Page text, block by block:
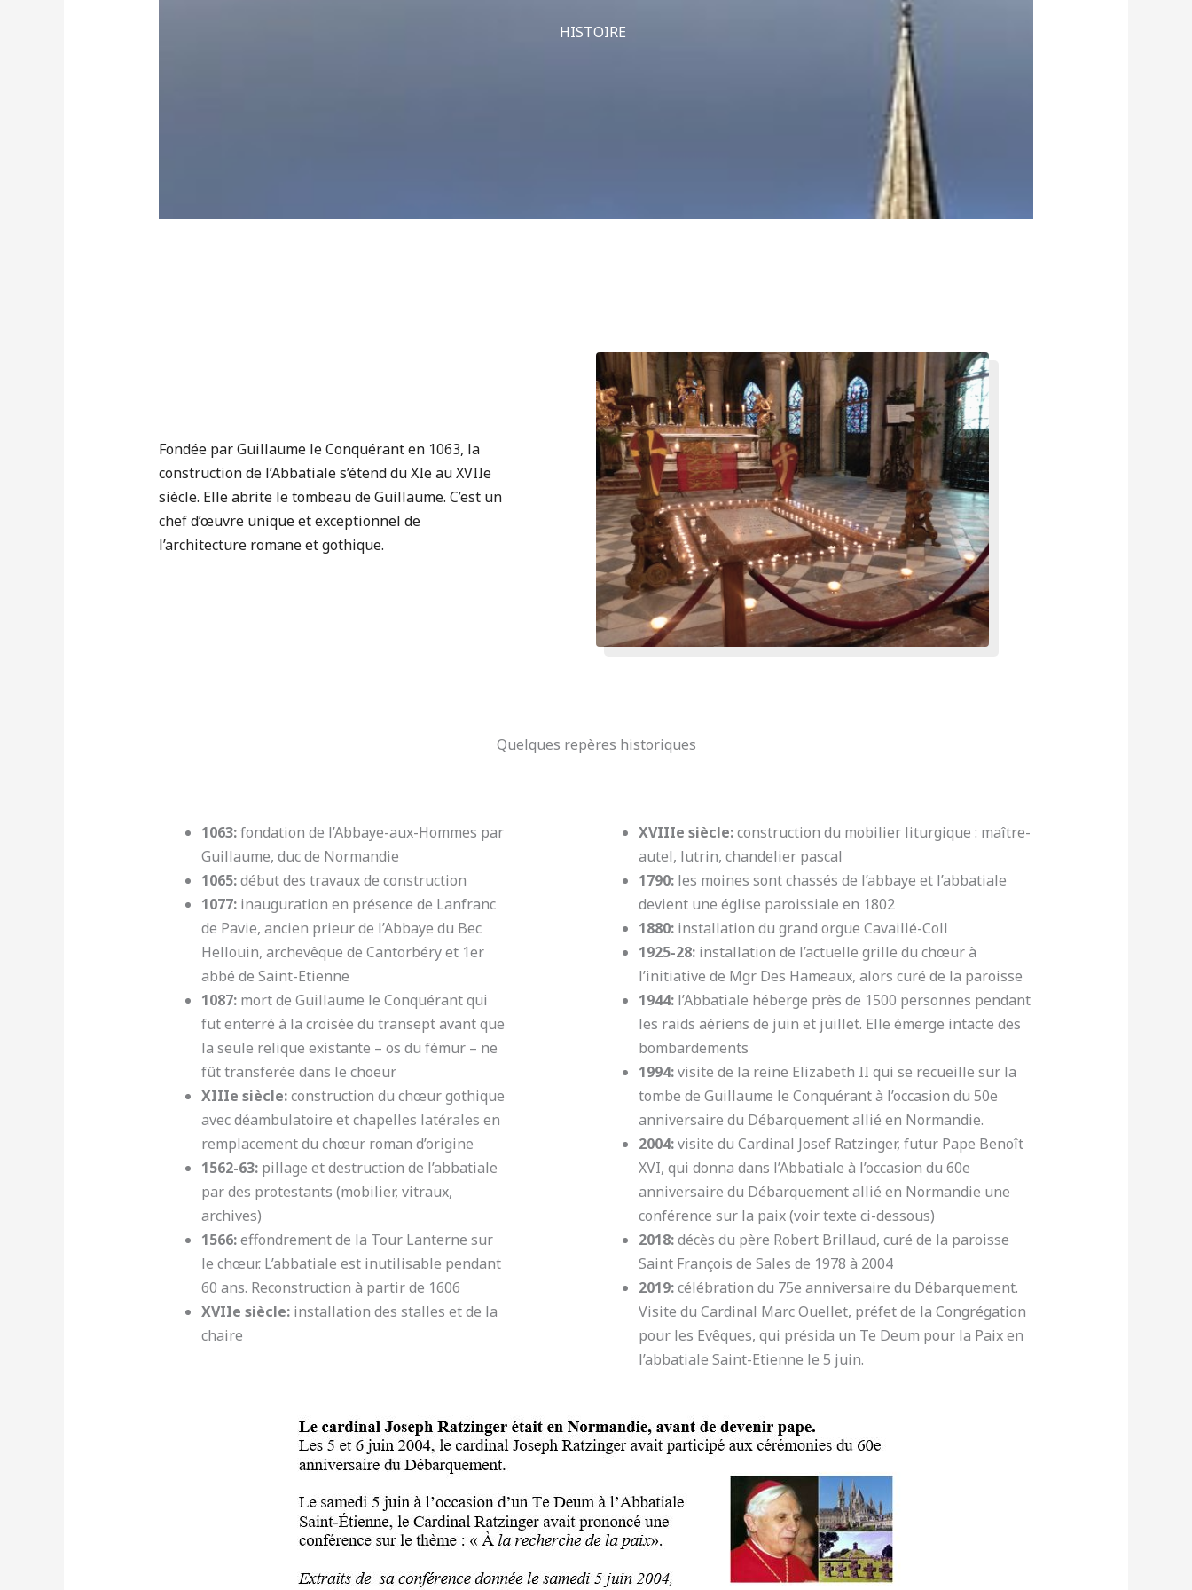
HISTOIRE
Fondée par Guillaume le Conquérant en 1063, la
construction de l’Abbatiale s’étend du XIe au XVIIe
siècle. Elle abrite le tombeau de Guillaume. C’est un
chef d’œuvre unique et exceptionnel de
l’architecture romane et gothique.
Quelques repères historiques
1063:fondation de l’Abbaye-aux-Hommes par
Guillaume, duc de Normandie
1065:début des travaux de construction
1077:inauguration en présence de Lanfranc
de Pavie, ancien prieur de l’Abbaye du Bec
Hellouin, archevêque de Cantorbéry et 1er
abbé de Saint-Etienne
1087:mort de Guillaume le Conquérant qui
fut enterré à la croisée du transept avant que
la seule relique existante – os du fémur – ne
fût transferée dans le choeur
XIIIe siècle:construction du chœur gothique
avec déambulatoire et chapelles latérales en
remplacement du chœur roman d’origine
1562-63:pillage et destruction de l’abbatiale
par des protestants (mobilier, vitraux,
archives)
1566:effondrement de la Tour Lanterne sur
le chœur. L’abbatiale est inutilisable pendant
60 ans. Reconstruction à partir de 1606
XVIIe siècle:installation des stalles et de la
chaire
XVIIIe siècle:construction du mobilier liturgique : maître-
autel, lutrin, chandelier pascal
1790: les moines sont chassés de l’abbaye et l’abbatiale
devient une église paroissiale en 1802
1880: installation du grand orgue Cavaillé-Coll
1925-28: installation de l’actuelle grille du chœur à
l’initiative de Mgr Des Hameaux, alors curé de la paroisse
1944: l’Abbatiale héberge près de 1500 personnes pendant
les raids aériens de juin et juillet. Elle émerge intacte des
bombardements
1994:visite de la reine Elizabeth II qui se recueille sur la
tombe de Guillaume le Conquérant à l’occasion du 50e
anniversaire du Débarquement allié en Normandie.
2004:visite du Cardinal Josef Ratzinger, futur Pape Benoît
XVI, qui donna dans l’Abbatiale à l’occasion du 60e
anniversaire du Débarquement allié en Normandie une
conférence sur la paix (voir texte ci-dessous)
2018:décès du père Robert Brillaud, curé de la paroisse
Saint François de Sales de 1978 à 2004
2019:célébration du 75e anniversaire du Débarquement.
Visite du Cardinal Marc Ouellet, préfet de la Congrégation
pour les Evêques, qui présida un Te Deum pour la Paix en
l’abbatiale Saint-Etienne le 5 juin.